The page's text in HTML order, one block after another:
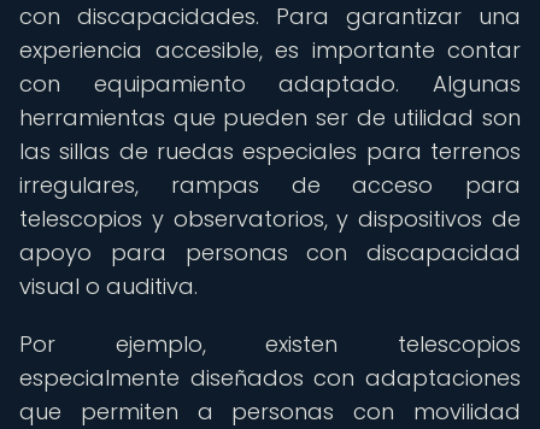
con discapacidades. Para garantizar una
experiencia accesible, es importante contar
con equipamiento adaptado. Algunas
herramientas que pueden ser de utilidad son
las sillas de ruedas especiales para terrenos
irregulares, rampas de acceso para
telescopios y observatorios, y dispositivos de
apoyo para personas con discapacidad
visual o auditiva.
Por ejemplo, existen telescopios
especialmente diseñados con adaptaciones
que permiten a personas con movilidad